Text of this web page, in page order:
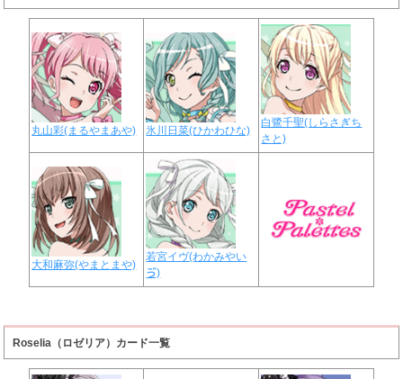
丸山彩(まるやまあや) 氷川日菜(ひかわひな)
白鷺千聖(しらさぎち
さと)
大和麻弥(やまとまや)
若宮イヴ(わかみやい
ゔ)
Roselia（ロゼリア）カード一覧